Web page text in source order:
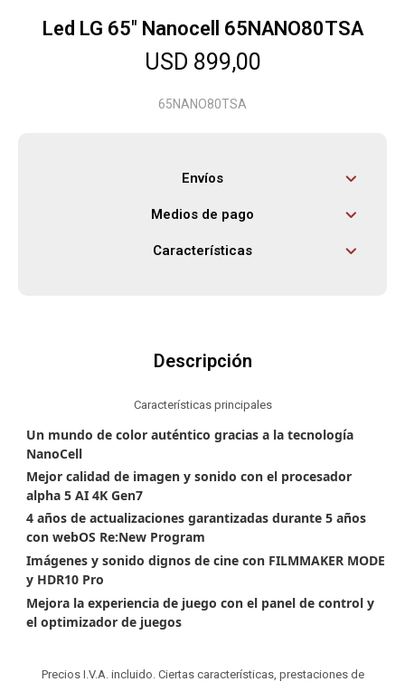
Led LG 65" Nanocell 65NANO80TSA
USD 899,00
65NANO80TSA
Envíos
Medios de pago
Características
Descripción
Características principales
Un mundo de color auténtico gracias a la tecnología
NanoCell
Mejor calidad de imagen y sonido con el procesador
alpha 5 AI 4K Gen7
4 años de actualizaciones garantizadas durante 5 años
con webOS Re:New Program
Imágenes y sonido dignos de cine con FILMMAKER MODE
y HDR10 Pro
Mejora la experiencia de juego con el panel de control y
el optimizador de juegos
Precios I.V.A. incluido. Ciertas características, prestaciones de
Herramientas